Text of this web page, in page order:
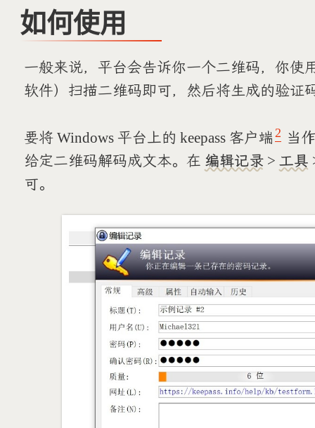
如何使用
一般来说，平台会告诉你一个二维码，你使
软件）扫描二维码即可，然后将生成的验证
要将 Windows 平台上的 keepass 客户端 2 当
给定二维码解码成文本。在 编辑记录 > 工具
可。